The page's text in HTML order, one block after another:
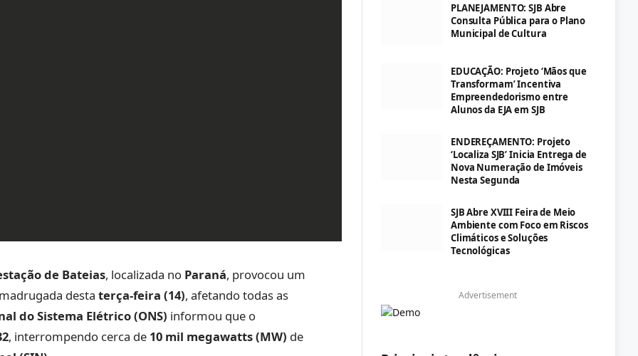
de Bateias, localizada no Paraná, provocou um
destaterça-feira (14), afetando todas as
do Sistema Elétrico (ONS) informou que o
, interrompendo cerca de 10 mil megawatts (MW) de
PLANEJAMENTO: SJB Abre
Consulta Pública para o Plano
Municipal de Cultura
EDUCAÇÃO: Projeto ‘Mãos que
Transformam’ Incentiva
Empreendedorismo entre
Alunos da EJA em SJB
ENDEREÇAMENTO: Projeto
‘Localiza SJB’ Inicia Entrega de
Nova Numeração de Imóveis
Nesta Segunda
SJB Abre XVIII Feira de Meio
Ambiente com Foco em Riscos
Climáticos e Soluções
Tecnológicas
Advertisement